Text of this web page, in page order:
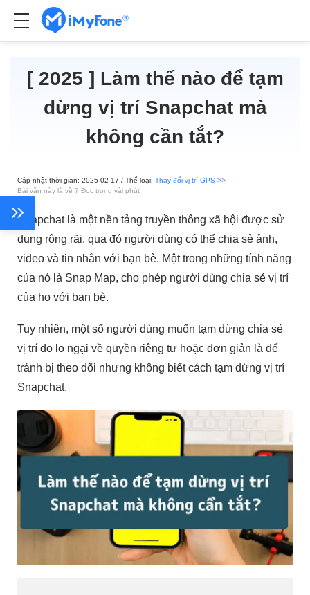
[ 2025 ] Làm thế nào để tạm
dừng vị trí Snapchat mà
không cần tắt?
Cập nhật thời gian: 2025-02-17 / Thể loại: Thay đổi vị trí GPS >>
Bài văn này là về 7 Đọc trong vài phút
Snapchat là một nền tảng truyền thông xã hội được sử
dụng rộng rãi, qua đó người dùng có thể chia sẻ ảnh,
video và tin nhắn với bạn bè. Một trong những tính năng
của nó là Snap Map, cho phép người dùng chia sẻ vị trí
của họ với bạn bè.
Tuy nhiên, một số người dùng muốn tạm dừng chia sẻ
vị trí do lo ngại về quyền riêng tư hoặc đơn giản là để
tránh bị theo dõi nhưng không biết cách tạm dừng vị trí
Snapchat.